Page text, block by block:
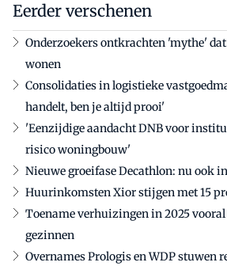
Eerder verschenen
Onderzoekers ontkrachten 'mythe'
wonen
Consolidaties in logistieke
handelt, ben je altijd prooi'
'Eenzijdige aandacht DNB voor
risico woningbouw'
Nieuwe groeifase Decathlon: nu ook
Huurinkomsten Xior stijgen met 15
Toename verhuizingen in 2025
gezinnen
Overnames Prologis en WDP stuwen